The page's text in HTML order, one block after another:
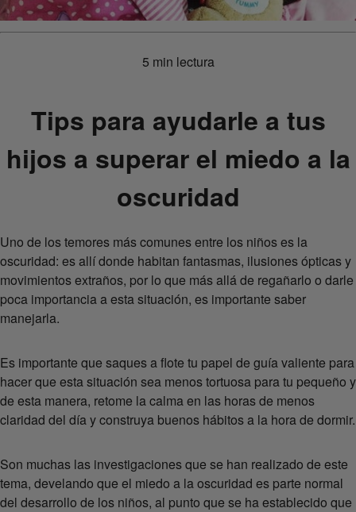
5 min lectura
Tips para ayudarle a tus
hijos a superar el miedo a la
oscuridad
Uno de los temores más comunes entre los niños es la
oscuridad: es allí donde habitan fantasmas, ilusiones ópticas y
movimientos extraños, por lo que más allá de regañarlo o darle
poca importancia a esta situación, es importante saber
manejarla.
Es importante que saques a flote tu papel de guía valiente para
hacer que esta situación sea menos tortuosa para tu pequeño y
de esta manera, retome la calma en las horas de menos
claridad del día y construya buenos hábitos a la hora de dormir.
Son muchas las investigaciones que se han realizado de este
tema, develando que el miedo a la oscuridad es parte normal
del desarrollo de los niños, al punto que se ha establecido que